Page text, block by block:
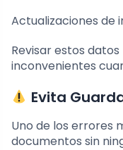
Actualizaciones de
Revisar estos
inconvenientes
Evita
Uno de los errores
documentos sin